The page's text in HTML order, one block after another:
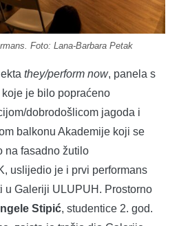
Foto: Lana-Barbara Petak
they/perform now, panela s
je bilo popraćeno
dobrodošlicom jagoda i
balkonu Akademije koji se
na fasadno žutilo
uslijedio je i prvi performans
u Galeriji ULUPUH. Prostorno
Stipić, studentice 2. god.